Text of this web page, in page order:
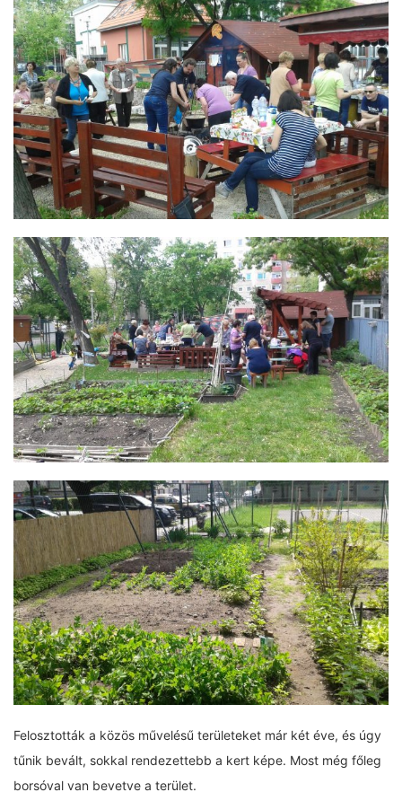
Felosztották a közös művelésű területeket már két éve, és úgy
tűnik bevált, sokkal rendezettebb a kert képe. Most még főleg
borsóval van bevetve a terület.